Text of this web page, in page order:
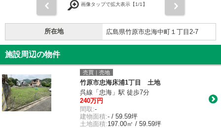
画像タップで拡大表示【1/1】
所在地 広島県竹原市忠海中町１丁目2-7
施設周辺の物件
売買｜売地
竹原市忠海床浦1丁目 土地
呉線「忠海」駅 徒歩7分
240万円
間取:-
建物面積:- / 59.59坪
土地面積:197.00㎡ / 59.59坪